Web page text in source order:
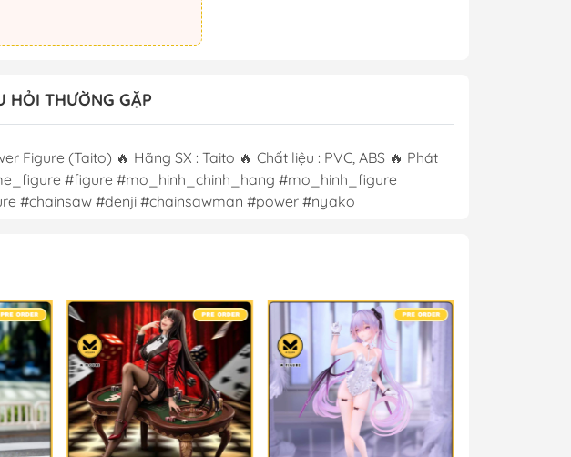
HỎI THƯỜNG GẶP
Figure (Taito) 🔥 Hãng SX : Taito 🔥 Chất liệu : PVC, ABS 🔥 Phát
#figure #mo_hinh_chinh_hang #mo_hinh_figure
#chainsaw #denji #chainsawman #power #nyako